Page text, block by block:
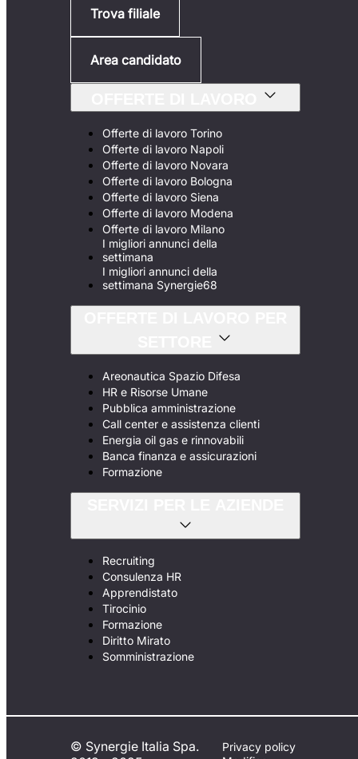
Trova filiale
Area candidato
Offerte di lavoro Torino
Offerte di lavoro Napoli
Offerte di lavoro Novara
Offerte di lavoro Bologna
Offerte di lavoro Siena
Offerte di lavoro Modena
Offerte di lavoro Milano
I migliori annunci della
settimana
I migliori annunci della
settimana Synergie68
Areonautica Spazio Difesa
HR e Risorse Umane
Pubblica amministrazione
Call center e assistenza clienti
Energia oil gas e rinnovabili
Banca finanza e assicurazioni
Formazione
Recruiting
Consulenza HR
Apprendistato
Tirocinio
Formazione
Diritto Mirato
Somministrazione
© Synergie Italia Spa.
Privacy policy